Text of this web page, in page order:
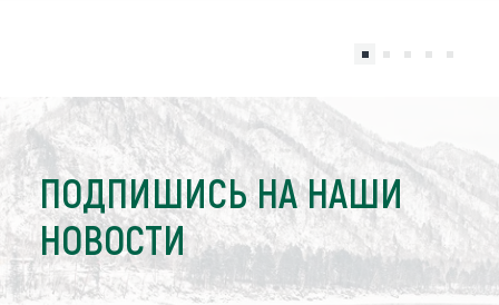
ПОДПИШИСЬ НА НАШИ
НОВОСТИ